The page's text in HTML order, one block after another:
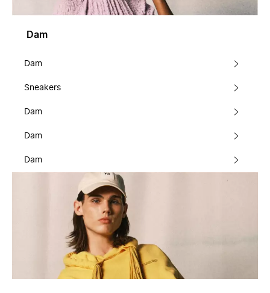
Dam
Dam
Sneakers
Dam
Dam
Dam